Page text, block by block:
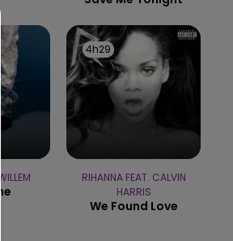
14h00
DE CAISSE 4h29
4h29
RIHANNA FEAT. CALVIN
HARRIS
We Found Love